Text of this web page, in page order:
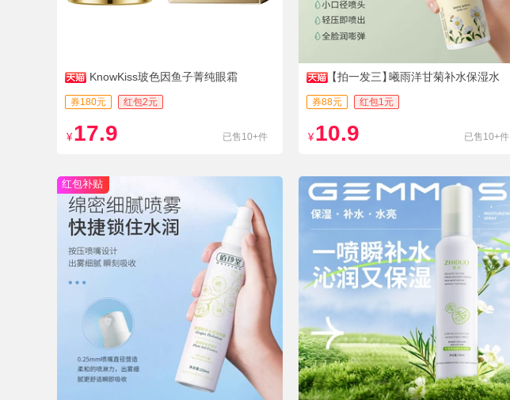
KnowKiss玻色因鱼子菁纯眼霜
券180元 红包2元
¥ 17.9 已售10+件
【拍一发三】曦雨洋甘菊补水保湿水
券88元 红包1元
¥ 10.9 已售10+件
红包补贴